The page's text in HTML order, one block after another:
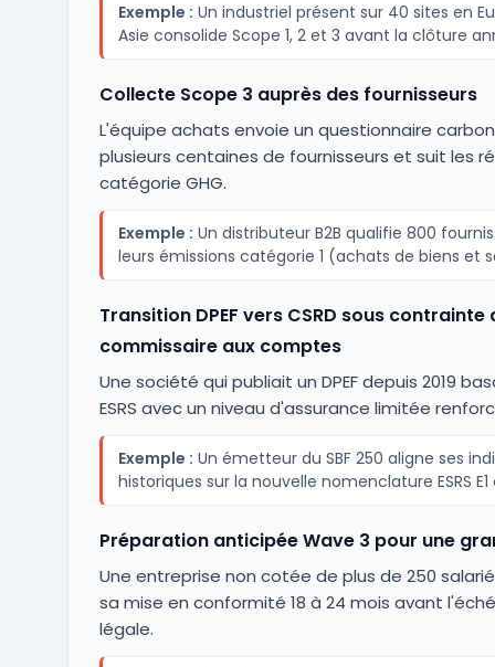
Exemple : Un industriel présent sur 40 sites en
Asie consolide Scope 1, 2 et 3 avant la clôture
Collecte Scope 3 auprès des fournisseurs
L'équipe achats envoie un questionnaire
plusieurs centaines de fournisseurs et suit les
catégorie GHG.
Exemple : Un distributeur B2B qualifie 800
leurs émissions catégorie 1 (achats de biens et
Transition DPEF vers CSRD sous contrainte
commissaire aux comptes
Une société qui publiait un DPEF depuis 2019
ESRS avec un niveau d'assurance limitée
Exemple : Un émetteur du SBF 250 aligne ses
historiques sur la nouvelle nomenclature ESRS E1
Préparation anticipée Wave 3 pour une
Une entreprise non cotée de plus de 250
sa mise en conformité 18 à 24 mois avant
légale.